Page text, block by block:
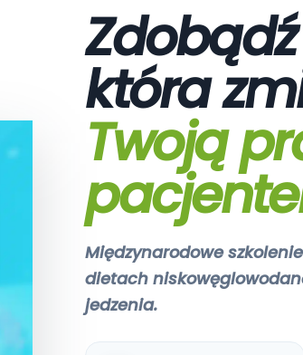
która
Twoją
Międzynarodowe
dietach
jedzenia.